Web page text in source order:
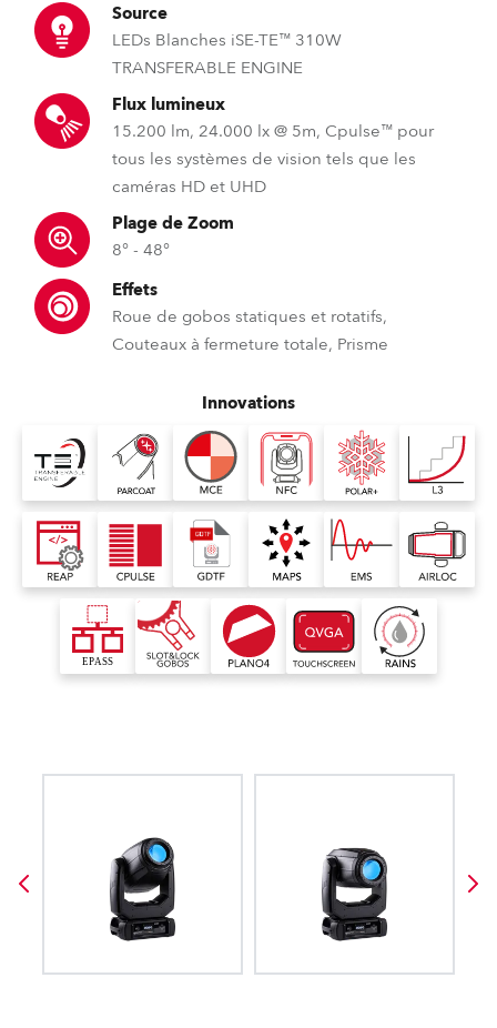
Source
LEDs Blanches iSE-TE™ 310W
TRANSFERABLE ENGINE
Flux lumineux
15.200 lm, 24.000 lx @ 5m, Cpulse™ pour
tous les systèmes de vision tels que les
caméras HD et UHD
Plage de Zoom
8° - 48°
Effets
Roue de gobos statiques et rotatifs,
Couteaux à fermeture totale, Prisme
Innovations